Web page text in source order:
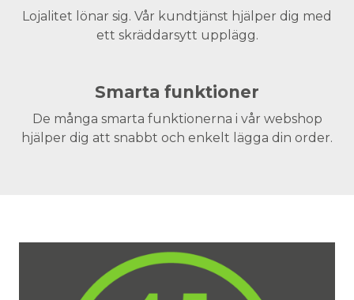
Lojalitet lönar sig. Vår kundtjänst hjälper dig med
ett skräddarsytt upplägg.
Smarta funktioner
De många smarta funktionerna i vår webshop
hjälper dig att snabbt och enkelt lägga din order.